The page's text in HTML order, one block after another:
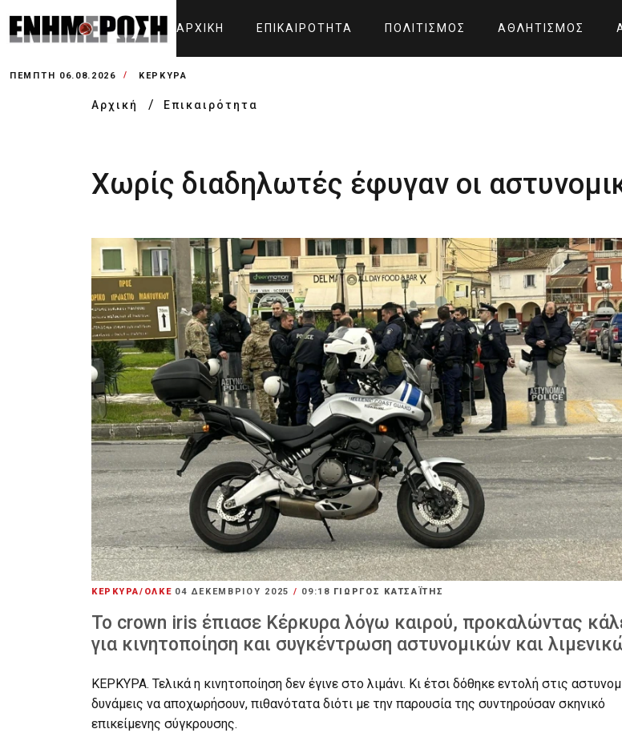
ΑΡΧΙΚΉ ΕΠΙΚΑΙΡΌΤΗΤΑ ΠΟΛΙΤΙΣΜΌΣ ΑΘΛΗΤΙΣΜΌΣ
ΠΈΜΠΤΗ 06.08.2026 ΚΕΡΚΥΡΑ
Αρχική Επικαιρότητα
Χωρίς διαδηλωτές έφυγαν οι
KΕΡΚΥΡΑ/ΟΛΚΕ 04 ΔΕΚΕΜΒΡΊΟΥ 2025 / 09:18 ΓΙΩΡΓΟΣ ΚΑΤΣΑΪΤΗΣ
Το crown iris έπιασε Κέρκυρα λόγω καιρού, προκαλώντας
για κινητοποίηση και συγκέντρωση αστυνομικών και
ΚΕΡΚΥΡΑ. Τελικά η κινητοποίηση δεν έγινε στο λιμάνι. Κι έτσι δόθηκε εντολή στις
δυνάμεις να αποχωρήσουν, πιθανότατα διότι με την παρουσία της συντηρούσαν σκηνικό
επικείμενης σύγκρουσης.